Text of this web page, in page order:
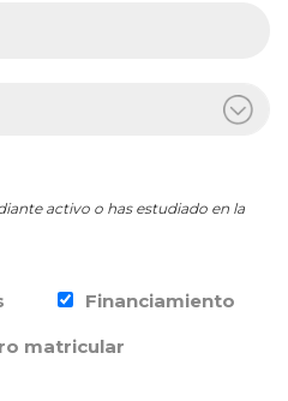
activo o has estudiado en la
Financiamiento
matricular